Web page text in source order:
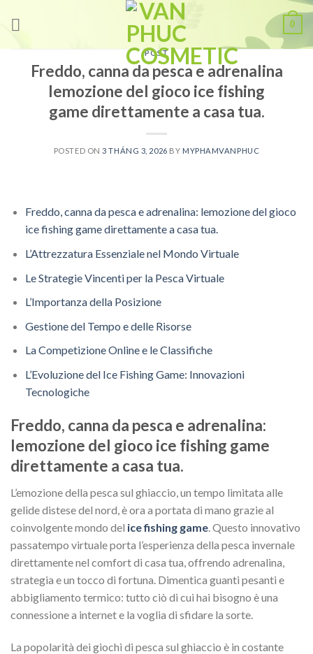
0
POST
Freddo, canna da pesca e adrenalina
lemozione del gioco ice fishing
game direttamente a casa tua.
POSTED ON3 THÁNG 3, 2026 BY MYPHAMVANPHUC
Freddo, canna da pesca e adrenalina: lemozione del gioco
ice fishing game direttamente a casa tua.
L’Attrezzatura Essenziale nel Mondo Virtuale
Le Strategie Vincenti per la Pesca Virtuale
L’Importanza della Posizione
Gestione del Tempo e delle Risorse
La Competizione Online e le Classifiche
L’Evoluzione del Ice Fishing Game: Innovazioni
Tecnologiche
Freddo, canna da pesca e adrenalina:
lemozione del gioco ice fishing game
direttamente a casa tua.
L’emozione della pesca sul ghiaccio, un tempo limitata alle
gelide distese del nord, è ora a portata di mano grazie al
coinvolgente mondo del ice fishing game. Questo innovativo
passatempo virtuale porta l’esperienza della pesca invernale
direttamente nel comfort di casa tua, offrendo adrenalina,
strategia e un tocco di fortuna. Dimentica guanti pesanti e
abbigliamento termico: tutto ciò di cui hai bisogno è una
connessione a internet e la voglia di sfidare la sorte.
La popolarità dei giochi di pesca sul ghiaccio è in costante